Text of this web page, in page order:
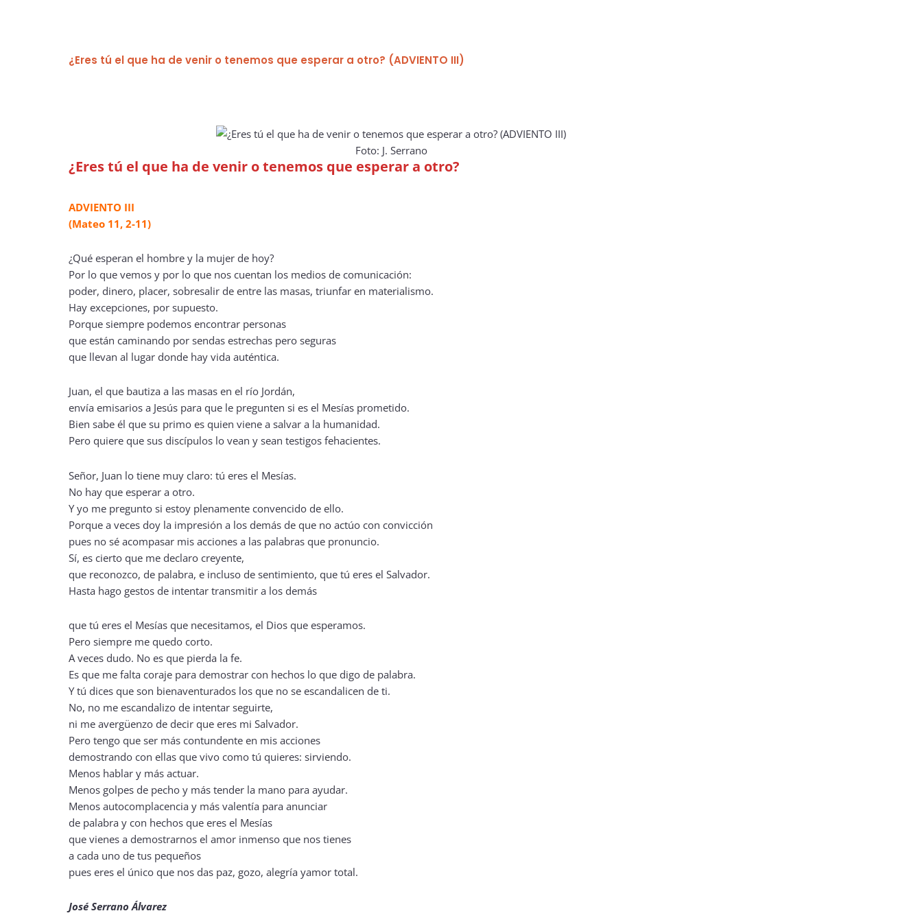
¿Eres tú el que ha de venir o tenemos que esperar a otro? (ADVIENTO III)
Foto: J. Serrano
¿Eres tú el que ha de venir o tenemos que esperar a otro?
ADVIENTO III
(Mateo 11, 2-11)
¿Qué esperan el hombre y la mujer de hoy?
Por lo que vemos y por lo que nos cuentan los medios de comunicación:
poder, dinero, placer, sobresalir de entre las masas, triunfar en materialismo.
Hay excepciones, por supuesto.
Porque siempre podemos encontrar personas
que están caminando por sendas estrechas pero seguras
que llevan al lugar donde hay vida auténtica.
Juan, el que bautiza a las masas en el río Jordán,
envía emisarios a Jesús para que le pregunten si es el Mesías prometido.
Bien sabe él que su primo es quien viene a salvar a la humanidad.
Pero quiere que sus discípulos lo vean y sean testigos fehacientes.
Señor, Juan lo tiene muy claro: tú eres el Mesías.
No hay que esperar a otro.
Y yo me pregunto si estoy plenamente convencido de ello.
Porque a veces doy la impresión a los demás de que no actúo con convicción
pues no sé acompasar mis acciones a las palabras que pronuncio.
Sí, es cierto que me declaro creyente,
que reconozco, de palabra, e incluso de sentimiento, que tú eres el Salvador.
Hasta hago gestos de intentar transmitir a los demás
que tú eres el Mesías que necesitamos, el Dios que esperamos.
Pero siempre me quedo corto.
A veces dudo. No es que pierda la fe.
Es que me falta coraje para demostrar con hechos lo que digo de palabra.
Y tú dices que son bienaventurados los que no se escandalicen de ti.
No, no me escandalizo de intentar seguirte,
ni me avergüenzo de decir que eres mi Salvador.
Pero tengo que ser más contundente en mis acciones
demostrando con ellas que vivo como tú quieres: sirviendo.
Menos hablar y más actuar.
Menos golpes de pecho y más tender la mano para ayudar.
Menos autocomplacencia y más valentía para anunciar
de palabra y con hechos que eres el Mesías
que vienes a demostrarnos el amor inmenso que nos tienes
a cada uno de tus pequeños
pues eres el único que nos das paz, gozo, alegría yamor total.
José Serrano Álvarez